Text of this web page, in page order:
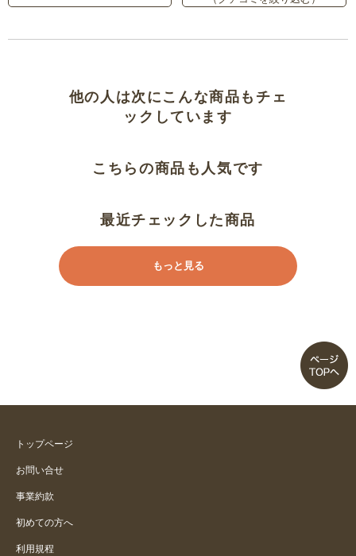
他の人は次にこんな商品もチェ
ックしています
こちらの商品も人気です
最近チェックした商品
もっと見る
トップページ
お問い合せ
事業約款
初めての方へ
利用規程